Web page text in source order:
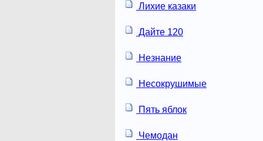
Лихие казаки
Дайте 120
Незнание
Несокрушимые
Пять яблок
Чемодан